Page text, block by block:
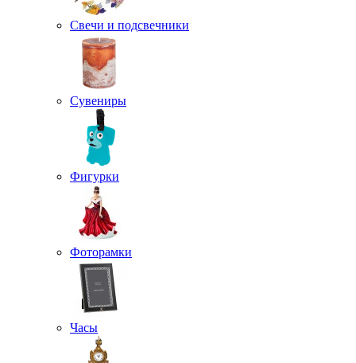
Свечи и подсвечники
Сувениры
Фигурки
Фоторамки
Часы